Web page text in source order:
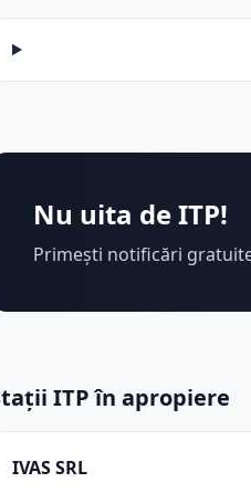
Nu uita de ITP!
Primești notificări
ITP în apropiere
IVAS SRL